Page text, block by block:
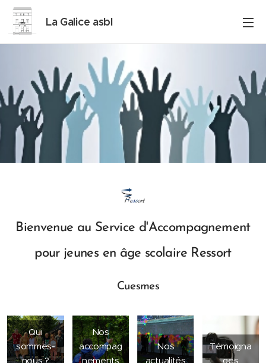
La Galice asbl
Bienvenue au Service d'Accompagnement
pour jeunes en âge scolaire Ressort
Cuesmes
Qui
sommes-
nous ?
Nos
accompag
nements
Nos
actualités
Témoigna
ges